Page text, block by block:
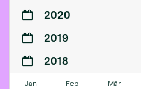
2020
2019
2018
Jan Feb Mär